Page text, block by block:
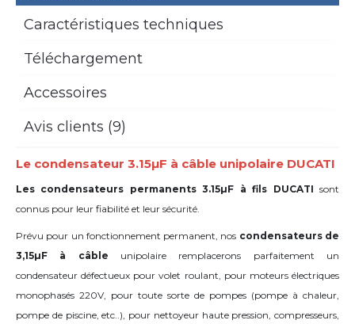
Caractéristiques techniques
Téléchargement
Accessoires
Avis clients (9)
Le condensateur 3.15µF à câble unipolaire DUCATI
Les condensateurs permanents 3.15µF à fils DUCATI sont
connus pour leur fiabilité et leur sécurité.
Prévu pour un fonctionnement permanent, nos condensateurs de
3,15µF à câble unipolaire remplacerons parfaitement un
condensateur défectueux pour volet roulant, pour moteurs électriques
monophasés 220V, pour toute sorte de pompes (pompe à chaleur,
pompe de piscine, etc..), pour nettoyeur haute pression, compresseurs,